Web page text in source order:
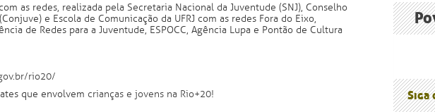
as redes, realizada pela Secretaria Nacional da Juventude (SNJ), Conselho
e Escola de Comunicação da UFRJ com as redes Fora do Eixo,
de Redes para a Juventude, ESPOCC, Agência Lupa e Pontão de Cultura
rio20/
que envolvem crianças e jovens na Rio+20!
O
Agência
Blog do
Cúpula
Siga